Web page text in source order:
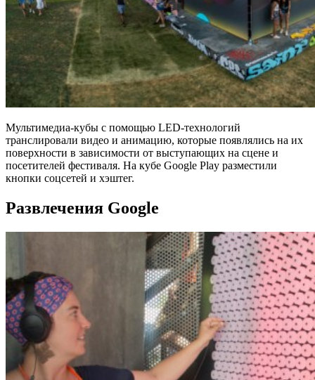
Мультимедиа-кубы с помощью LED-технологий
транслировали видео и анимацию, которые появлялись на их
поверхности в зависимости от выступающих на сцене и
посетителей фестиваля. На кубе Google Play разместили
кнопки соцсетей и хэштег.
Развлечения Google